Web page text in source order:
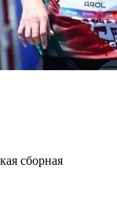
сборная